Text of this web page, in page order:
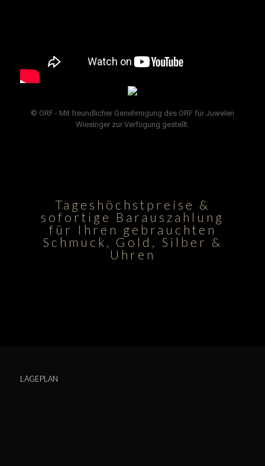
© ORF - Mit freundlicher Genehmigung des ORF für Juwelen
Wiesinger zur Verfügung gestellt.
Tageshöchstpreise &
sofortige Barauszahlung
für Ihren gebrauchten
Schmuck, Gold, Silber &
Uhren
LAGEPLAN